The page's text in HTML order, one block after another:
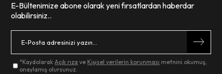
E-Bültenimize abone olarak yeni fırsatlardan haberdar
olabilirsiniz..
*KaydolarakAçık rıza ve Kişisel verilerin korunması metnini okumuş,
onaylamış olursunuz.